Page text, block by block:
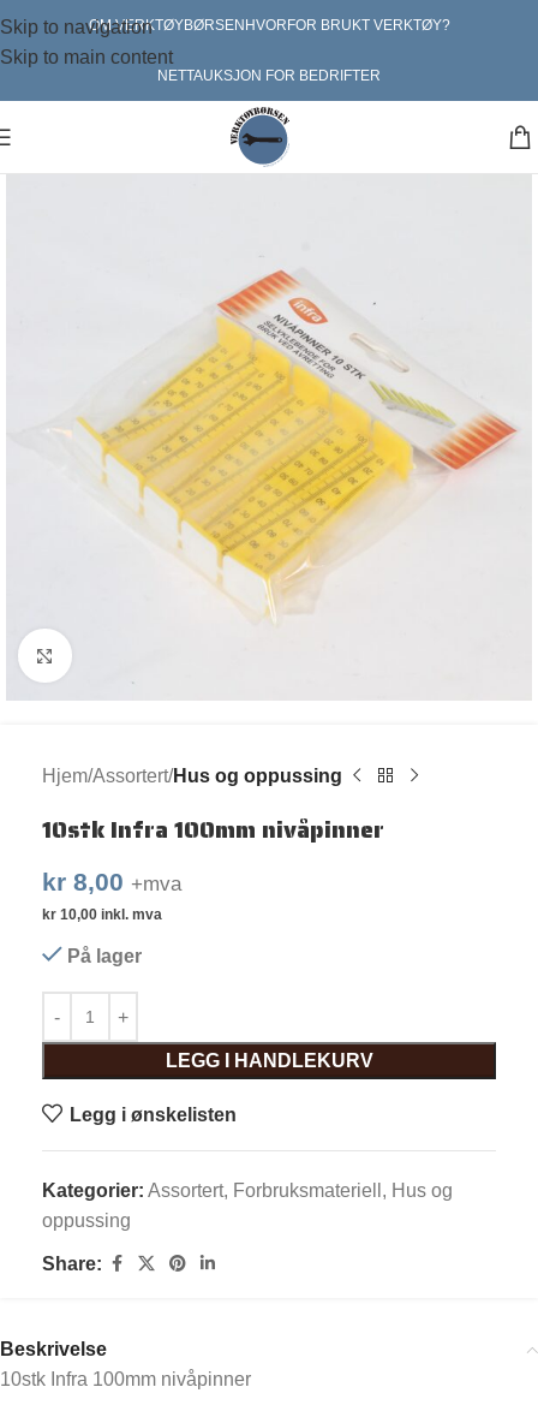
Skip to navigation
Skip to main content
OM VERKTØYBØRSEN HVORFOR BRUKT VERKTØY?
NETTAUKSJON FOR BEDRIFTER
Klikk for større bilde
Hjem Assortert Hus og oppussing
10stk Infra 100mm nivåpinner
kr 8,00 +mva
kr 10,00 inkl. mva
På lager
LEGG I HANDLEKURV
Legg i ønskelisten
Kategorier: Assortert, Forbruksmateriell , Hus og
oppussing
Share:
Beskrivelse
10stk Infra 100mm nivåpinner